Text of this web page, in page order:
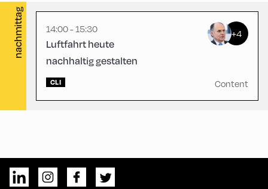
nachmittag 14:00 - 15:30
Luftfahrt heute
nachhaltig gestalten
+4
CLI Content